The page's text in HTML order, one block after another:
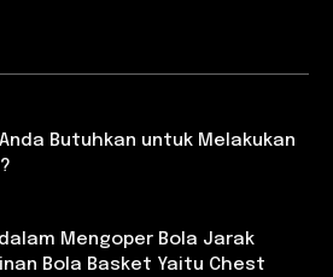
Butuhkan untuk Melakukan
Mengoper Bola Jarak
Bola Basket Yaitu Chest